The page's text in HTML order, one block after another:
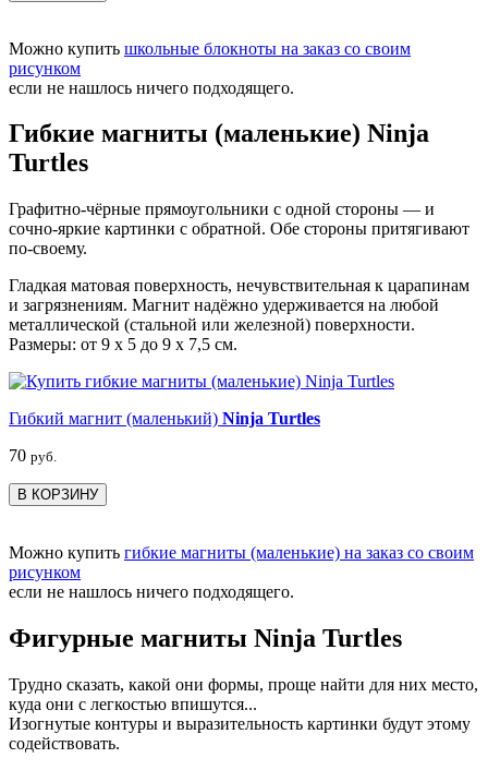
Можно купить школьные блокноты на заказ со своим
рисунком
если не нашлось ничего подходящего.
Гибкие магниты (маленькие) Ninja
Turtles
Графитно-чёрные прямоугольники с одной стороны — и
сочно-яркие картинки с обратной. Обе стороны притягивают
по-своему.
Гладкая матовая поверхность, нечувствительная к царапинам
и загрязнениям. Магнит надёжно удерживается на любой
металлической (стальной или железной) поверхности.
Размеры: от 9 х 5 до 9 х 7,5 см.
Гибкий магнит (маленький) Ninja Turtles
70 руб.
В КОРЗИНУ
Можно купить гибкие магниты (маленькие) на заказ со своим
рисунком
если не нашлось ничего подходящего.
Фигурные магниты Ninja Turtles
Трудно сказать, какой они формы, проще найти для них место,
куда они с легкостью впишутся...
Изогнутые контуры и выразительность картинки будут этому
содействовать.